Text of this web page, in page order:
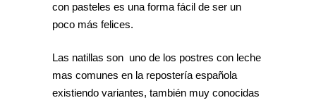
con pasteles es una forma fácil de ser un
poco más felices.
Las natillas son uno de los postres con leche
mas comunes en la repostería española
existiendo variantes, también muy conocidas